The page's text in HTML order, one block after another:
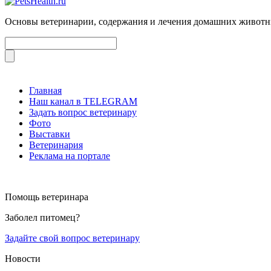
Основы ветеринарии, содержания и лечения домашних
Главная
Наш канал в TELEGRAM
Задать вопрос ветеринару
Фото
Выставки
Ветеринария
Реклама на портале
Помощь ветеринара
Заболел питомец?
Задайте свой вопрос ветеринару
Новости